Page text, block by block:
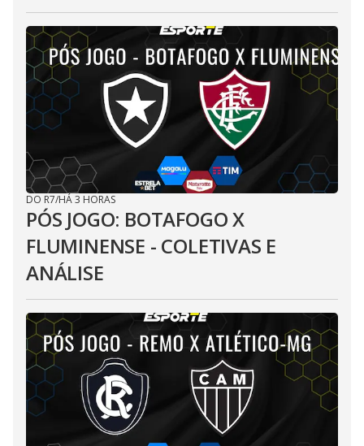
DO R7/HÁ 3 HORAS
PÓS JOGO: BOTAFOGO X
FLUMINENSE - COLETIVAS E
ANÁLISE